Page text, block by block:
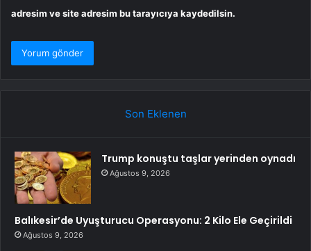
adresim ve site adresim bu tarayıcıya kaydedilsin.
Son Eklenen
Trump konuştu taşlar yerinden oynadı
Ağustos 9, 2026
Balıkesir’de Uyuşturucu Operasyonu: 2 Kilo Ele Geçirildi
Ağustos 9, 2026